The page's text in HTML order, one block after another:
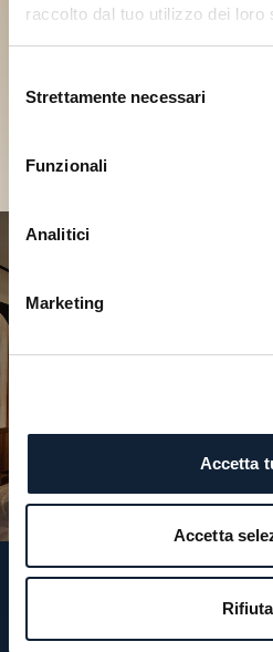
raccolto dal tuo utilizzo dei loro
delStrettamente necessari
Funzionali
Analitici
Marketing
Accetta
Accetta
Rifiuta
Scopri le